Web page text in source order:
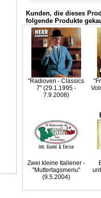
Kunden, die dieses
folgende Produkte
"Radioven - Classics
7" (29.1.1995 -
7.9.2008)
Zwei kleine Italiener -
"Muttertagsmenu"
(9.5.2004)